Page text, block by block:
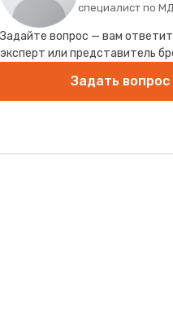
специалист по
Задайте вопрос — вам
эксперт или представитель
Задать вопрос